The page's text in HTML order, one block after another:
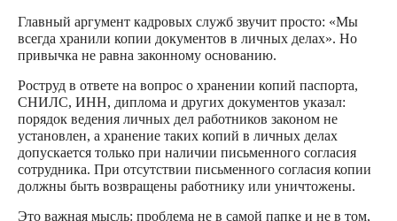
Главный аргумент кадровых служб звучит просто: «Мы
всегда хранили копии документов в личных делах». Но
привычка не равна законному основанию.
Роструд в ответе на вопрос о хранении копий паспорта,
СНИЛС, ИНН, диплома и других документов указал:
порядок ведения личных дел работников законом не
установлен, а хранение таких копий в личных делах
допускается только при наличии письменного согласия
сотрудника. При отсутствии письменного согласия копии
должны быть возвращены работнику или уничтожены.
Это важная мысль: проблема не в самой папке и не в том,